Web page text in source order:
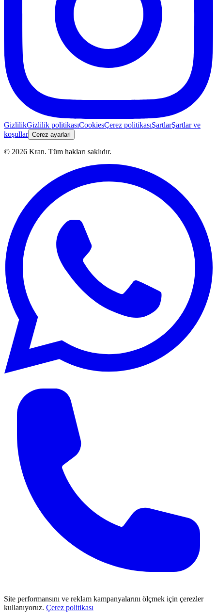
GizlilikGizlilik politikasıCookiesÇerez politikasıŞartlarŞartlar ve
koşullar Cerez ayarlari
© 2026 Kran. Tüm hakları saklıdır.
Site performansını ve reklam kampanyalarını ölçmek için çerezler
kullanıyoruz. Çerez politikası